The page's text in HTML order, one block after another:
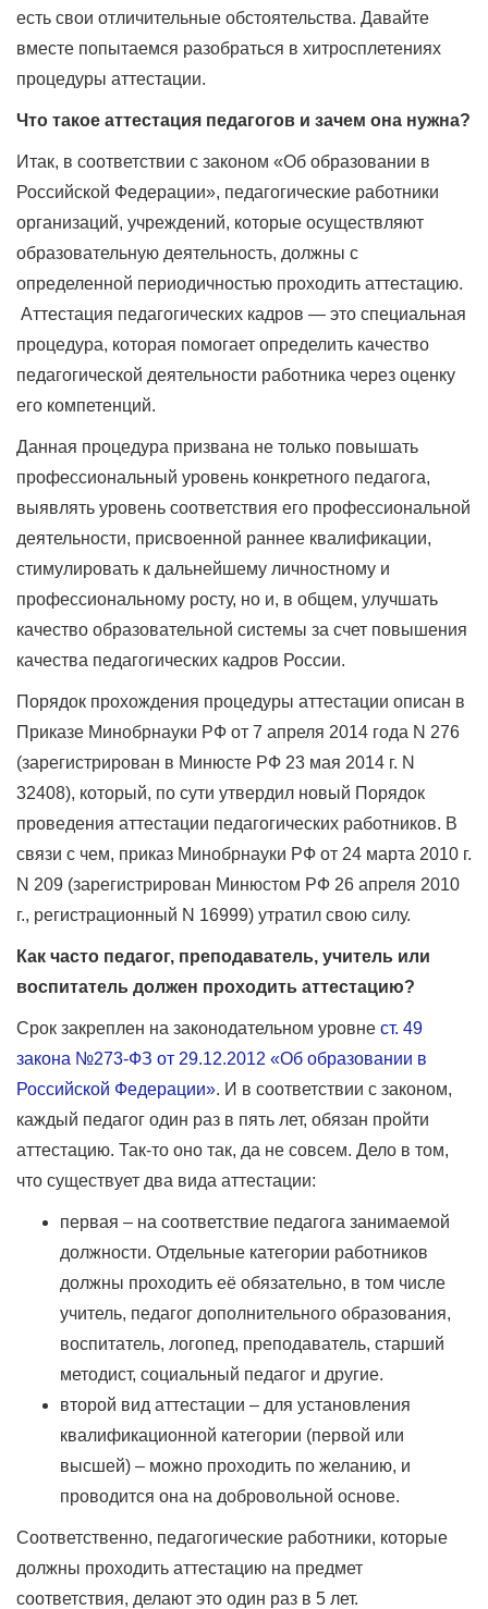
есть свои отличительные обстоятельства. Давайте
вместе попытаемся разобраться в хитросплетениях
процедуры аттестации.
Что такое аттестация педагогов и зачем она нужна?
Итак, в соответствии с законом «Об образовании в
Российской Федерации», педагогические работники
организаций, учреждений, которые осуществляют
образовательную деятельность, должны с
определенной периодичностью проходить аттестацию.
Аттестация педагогических кадров — это специальная
процедура, которая помогает определить качество
педагогической деятельности работника через оценку
его компетенций.
Данная процедура призвана не только повышать
профессиональный уровень конкретного педагога,
выявлять уровень соответствия его профессиональной
деятельности, присвоенной раннее квалификации,
стимулировать к дальнейшему личностному и
профессиональному росту, но и, в общем, улучшать
качество образовательной системы за счет повышения
качества педагогических кадров России.
Порядок прохождения процедуры аттестации описан в
Приказе Минобрнауки РФ от 7 апреля 2014 года N 276
(зарегистрирован в Минюсте РФ 23 мая 2014 г. N
32408), который, по сути утвердил новый Порядок
проведения аттестации педагогических работников. В
связи с чем, приказ Минобрнауки РФ от 24 марта 2010 г.
N 209 (зарегистрирован Минюстом РФ 26 апреля 2010
г., регистрационный N 16999) утратил свою силу.
Как часто педагог, преподаватель, учитель или
воспитатель должен проходить аттестацию?
Срок закреплен на законодательном уровне ст. 49
закона №273-ФЗ от 29.12.2012 «Об образовании в
Российской Федерации». И в соответствии с законом,
каждый педагог один раз в пять лет, обязан пройти
аттестацию. Так-то оно так, да не совсем. Дело в том,
что существует два вида аттестации:
первая – на соответствие педагога занимаемой
должности. Отдельные категории работников
должны проходить её обязательно, в том числе
учитель, педагог дополнительного образования,
воспитатель, логопед, преподаватель, старший
методист, социальный педагог и другие.
второй вид аттестации – для установления
квалификационной категории (первой или
высшей) – можно проходить по желанию, и
проводится она на добровольной основе.
Соответственно, педагогические работники, которые
должны проходить аттестацию на предмет
соответствия, делают это один раз в 5 лет.